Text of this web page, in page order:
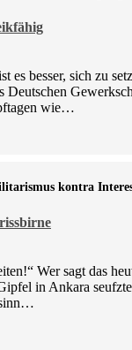
es besser, sich zu
Deutschen
wie…
kontra
Wer sagt das
in Ankara seufzte